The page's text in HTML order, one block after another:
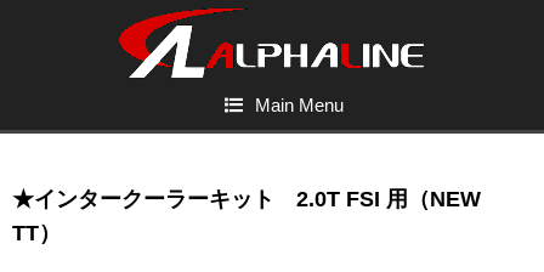
Main Menu
★インタークーラーキット 2.0T FSI 用（NEW
TT）